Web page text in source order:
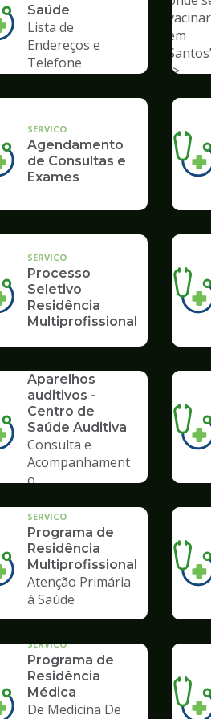
Saúde
Lista de
Endereços e
Telefone
vacinar
em
/>
SERVICO
Agendamento
de Consultas e
Exames
SERVICO
Processo
Seletivo
Residência
Multiprofissional
Aparelhos
auditivos -
Centro de
Saúde Auditiva
Consulta e
Acompanhament
o
SERVICO
Programa de
Residência
Multiprofissional
Atenção Primária
à Saúde
SERVICO
Programa de
Residência
Médica
De Medicina De